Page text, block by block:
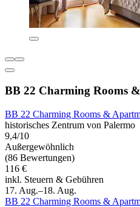
BB 22 Charming Rooms
BB 22 Charming Rooms &
historisches Zentrum von Palermo
9,4/10
Außergewöhnlich
(86 Bewertungen)
116 €
inkl. Steuern & Gebühren
17. Aug.–18. Aug.
BB 22 Charming Rooms &